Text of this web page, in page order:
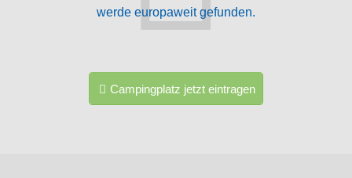
werde europaweit gefunden.
Campingplatz jetzt eintragen